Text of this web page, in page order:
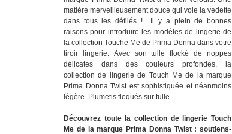
matière merveilleusement douce qui vole la vedette
dans tous les défilés ! Il y a plein de bonnes
raisons pour introduire les modèles de lingerie de
la collection Touche Me de Prima Donna dans votre
tiroir lingerie. Avec son tulle flocké de noppes
délicates dans des couleurs profondes, la
collection de lingerie de Touch Me de la marque
Prima Donna Twist est sophistiquée et néanmoins
légère. Plumetis floqués sur tulle.
Découvrez toute la collection de lingerie Touch
Me de la marque Prima Donna Twist : soutiens-